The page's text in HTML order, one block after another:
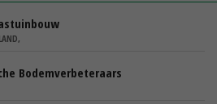
Bodemverbeteraars